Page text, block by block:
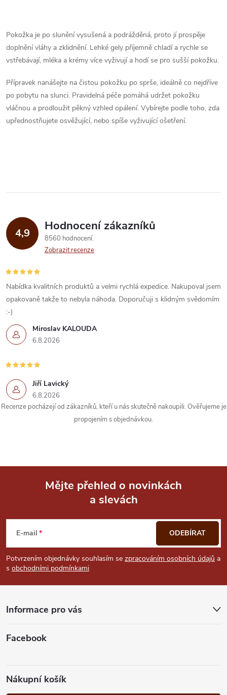
ů
ů
v
l
á
d
a
v
k
v
ý
p
i
s
u
Pokožka je po slunění vysušená a podrážděná, proto jí prospěje
doplnění vláhy a zklidnění. Lehké gely příjemně chladí a rychle se
vstřebávají, mléka a krémy více vyživují a hodí se pro sušší pokožku.
Přípravek nanášejte na čistou pokožku po sprše, ideálně co nejdříve
po pobytu na slunci. Pravidelná péče pomáhá udržet pokožku
vláčnou a prodloužit pěkný vzhled opálení. Vybírejte podle toho, zda
upřednostňujete osvěžující, nebo spíše vyživující ošetření.
4,9 Hodnocení zákazníků
8560 hodnocení
Zobrazit recenze
Miroslav KALOUDA
6.8.2026
Nabídka kvalitních produktů a velmi rychlá expedice. Nakupoval jsem
opakovaně takže to nebyla náhoda. Doporučuji s klidným svědomím
:-)
Jiří Lavický
6.8.2026
Recenze pocházejí od zákazníků, kteří u nás skutečně nakoupili. Ověřujeme je
propojením s objednávkou.
p
a
Mějte přehled o novinkách
a slevách
E-mail
Potvrzením objednávky souhlasím se zpracováním osobních údajů a
s obchodními podmínkami
ODEBÍRAT
Informace pro vás
Facebook
Nákupní košík